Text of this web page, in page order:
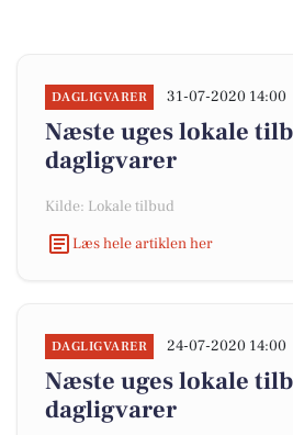
DAGLIGVARER 31-07-2020 14:00
Næste uges lokale
dagligvarer
Kilde: Lokale tilbud
Læs hele artiklen her
DAGLIGVARER 24-07-2020 14:00
Næste uges lokale
dagligvarer